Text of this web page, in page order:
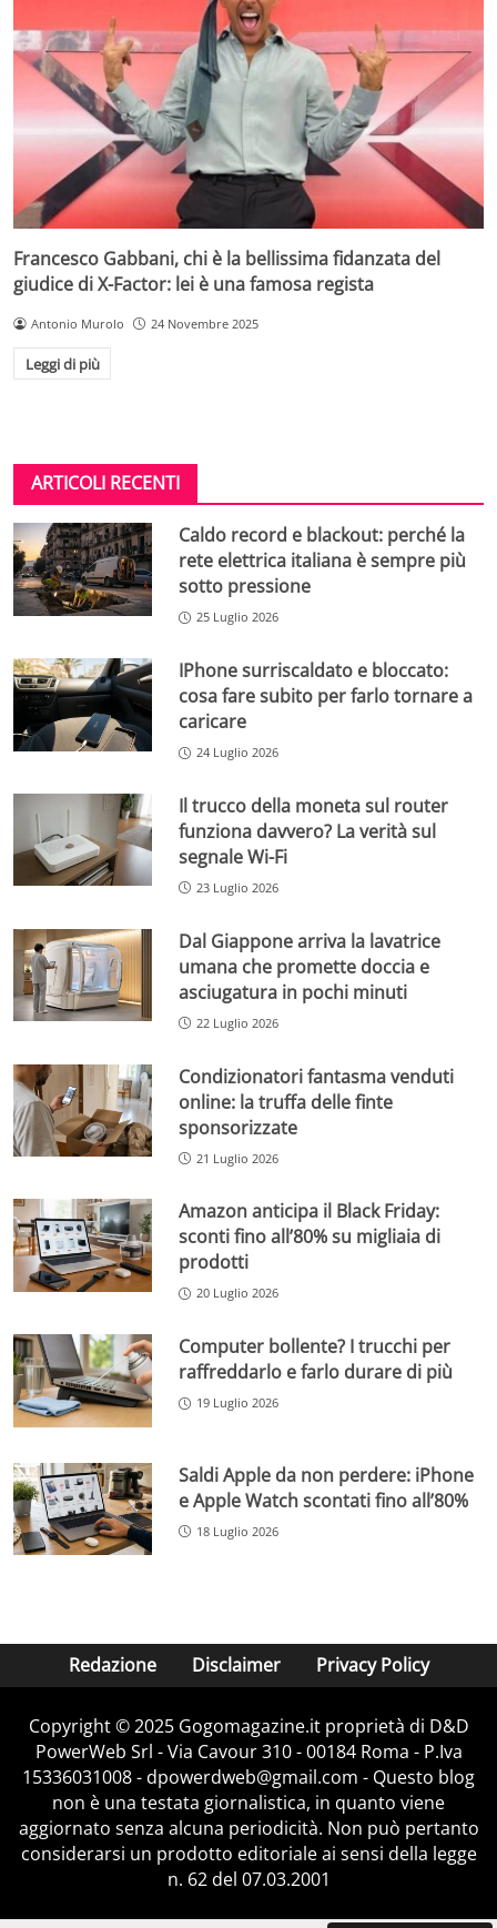
Francesco Gabbani, chi è la bellissima fidanzata del
giudice di X-Factor: lei è una famosa regista
Antonio Murolo 24 Novembre 2025
Leggi di più
ARTICOLI RECENTI
Caldo record e blackout: perché la
rete elettrica italiana è sempre più
sotto pressione
25 Luglio 2026
IPhone surriscaldato e bloccato:
cosa fare subito per farlo tornare a
caricare
24 Luglio 2026
Il trucco della moneta sul router
funziona davvero? La verità sul
segnale Wi-Fi
23 Luglio 2026
Dal Giappone arriva la lavatrice
umana che promette doccia e
asciugatura in pochi minuti
22 Luglio 2026
Condizionatori fantasma venduti
online: la truffa delle finte
sponsorizzate
21 Luglio 2026
Amazon anticipa il Black Friday:
sconti fino all’80% su migliaia di
prodotti
20 Luglio 2026
Computer bollente? I trucchi per
raffreddarlo e farlo durare di più
19 Luglio 2026
Saldi Apple da non perdere: iPhone
e Apple Watch scontati fino all’80%
18 Luglio 2026
Redazione Disclaimer Privacy Policy
Copyright © 2025 Gogomagazine.it proprietà di D&D
PowerWeb Srl - Via Cavour 310 - 00184 Roma - P.Iva
15336031008 - dpowerdweb@gmail.com - Questo blog
non è una testata giornalistica, in quanto viene
aggiornato senza alcuna periodicità. Non può pertanto
considerarsi un prodotto editoriale ai sensi della legge
n. 62 del 07.03.2001